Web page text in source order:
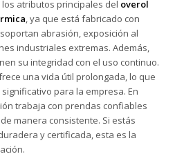
atributos principales del overol
, ya que está fabricado con
abrasión, exposición al
industriales extremas. Además,
su integridad con el uso continuo.
una vida útil prolongada, lo que
para la empresa. En
trabaja con prendas confiables
manera consistente. Si estás
y certificada, esta es la